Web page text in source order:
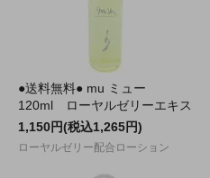
●送料無料● mu ミュー
120ml ローヤルゼリーエキス
1,150円(税込1,265円)
ローヤルゼリー配合ローション